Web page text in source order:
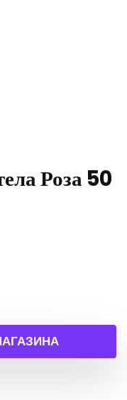
Роза 50